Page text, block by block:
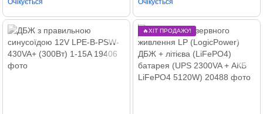
🔥ХІТ ПРОДАЖУ!